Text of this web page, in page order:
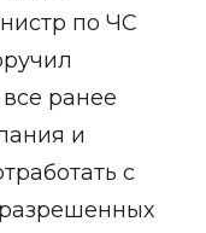
по ЧС
ранее
и
с